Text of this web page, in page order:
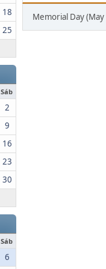
18
25
Sáb
2
9
16
23
30
Sáb
6
Memorial Day (May